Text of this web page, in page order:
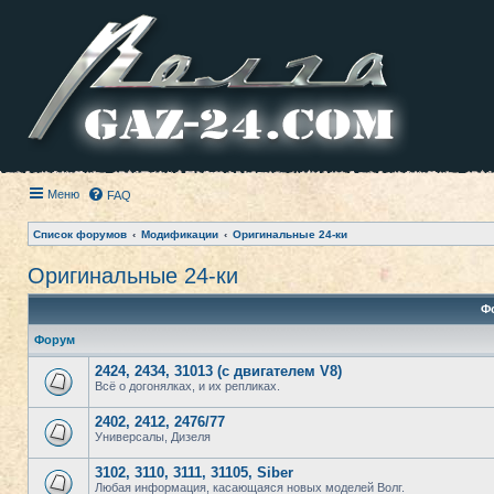
Меню FAQ
Список форумов Модификации Оригинальные 24-ки
Оригинальные 24-ки
Форум
2424, 2434, 31013 (с двигателем V8)
Всё о догонялках, и их репликах.
2402, 2412, 2476/77
Универсалы, Дизеля
3102, 3110, 3111, 31105, Siber
Любая информация, касающаяся новых моделей Волг.